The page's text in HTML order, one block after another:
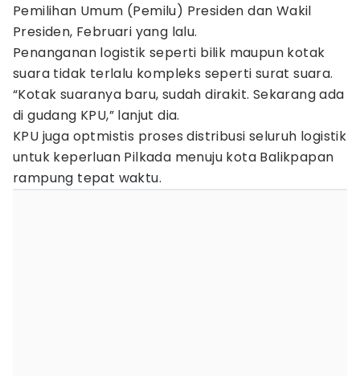
Pemilihan Umum (Pemilu) Presiden dan Wakil
Presiden, Februari yang lalu.
Penanganan logistik seperti bilik maupun kotak
suara tidak terlalu kompleks seperti surat suara.
“Kotak suaranya baru, sudah dirakit. Sekarang ada
di gudang KPU,” lanjut dia.
KPU juga optmistis proses distribusi seluruh logistik
untuk keperluan Pilkada menuju kota Balikpapan
rampung tepat waktu.